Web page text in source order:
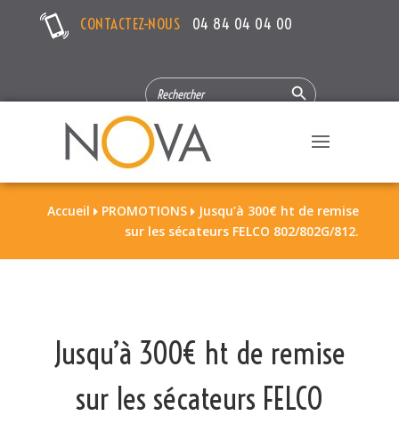
CONTACTEZ-NOUS 04 84 04 04 00
SEARCH
FOR:
Search Button
Accueil  PROMOTIONS  Jusqu’à 300€ ht de remise
sur les sécateurs FELCO 802/802G/812.
Jusqu’à 300€ ht de remise
sur les sécateurs FELCO